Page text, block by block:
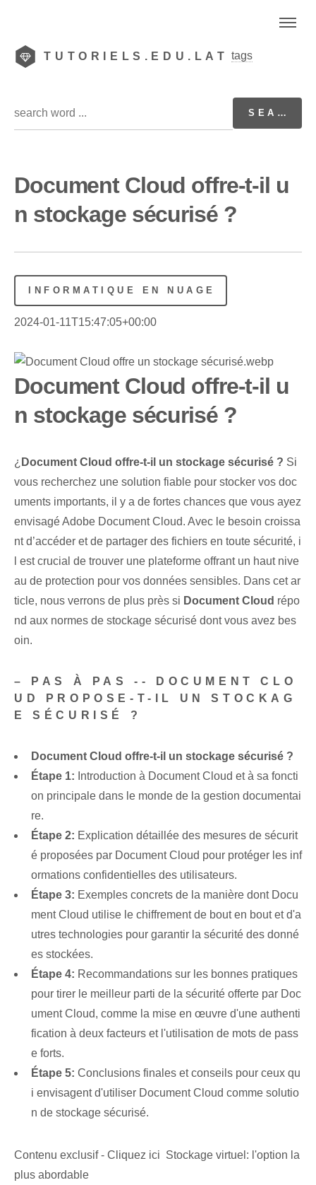
TUTORIELS.EDU.LAT tags
Document Cloud offre-t-il u
n stockage sécurisé ?
INFORMATIQUE EN NUAGE
2024-01-11T15:47:05+00:00
Document Cloud offre-t-il u
n stockage sécurisé ?
¿ Document Cloud offre-t-il un stockage sécurisé ? Si
vous recherchez une solution fiable pour stocker vos doc
uments importants, il y a de fortes chances que vous ayez
envisagé Adobe Document Cloud. Avec le besoin croissa
nt d’accéder et de partager des fichiers en toute sécurité, i
l est crucial de trouver une plateforme offrant un haut nive
au de protection pour vos données sensibles. Dans cet ar
ticle, nous verrons de plus près si Document Cloud répo
nd aux normes de stockage sécurisé dont vous avez bes
oin.
– PAS À PAS -- DOCUMENT CLO
UD PROPOSE-T-IL UN STOCKAG
E SÉCURISÉ ?
Document Cloud offre-t-il un stockage sécurisé ?
Étape 1: Introduction à Document Cloud et à sa foncti
on principale dans le monde de la gestion documentai
re.
Étape 2: Explication détaillée des mesures de sécurit
é proposées par Document Cloud pour protéger les inf
ormations confidentielles des utilisateurs.
Étape 3: Exemples concrets de la manière dont Docu
ment Cloud utilise le chiffrement de bout en bout et d'a
utres technologies pour garantir la sécurité des donné
es stockées.
Étape 4: Recommandations sur les bonnes pratiques
pour tirer le meilleur parti de la sécurité offerte par Doc
ument Cloud, comme la mise en œuvre d'une authenti
fication à deux facteurs et l'utilisation de mots de pass
e forts.
Étape 5: Conclusions finales et conseils pour ceux qu
i envisagent d'utiliser Document Cloud comme solutio
n de stockage sécurisé.
Contenu exclusif - Cliquez ici Stockage virtuel: l'option la
plus abordable